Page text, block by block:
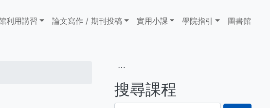
利用講習 論文寫作 / 期刊投稿 實用小課 學院指引 圖書館
⋯
搜尋課程